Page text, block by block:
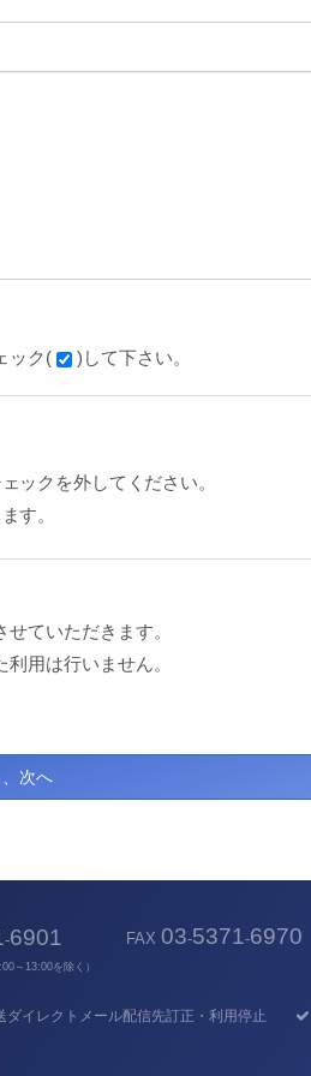
ック( )して下さい。
ックを外してください。
す。
ていただきます。
用は行いません。
-6901
～13:00を除く）
FAX 03-5371-6970
ダイレクトメール配信先訂正・利用停止